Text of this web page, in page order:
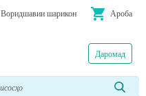
Воридшавии шарикон shopping_cart Ароба
Даромад